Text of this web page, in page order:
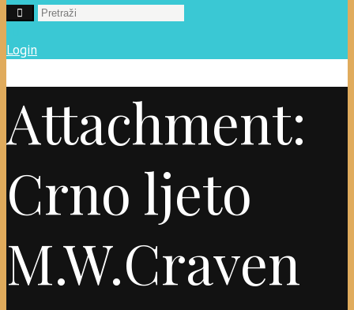
Login
Attachment:
Crno ljeto
M.W.Craven